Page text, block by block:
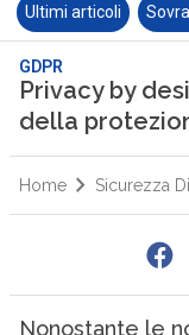
Ultimi articoli
GDPR
Privacy by
della
Home Sicurezza
Nonostante le